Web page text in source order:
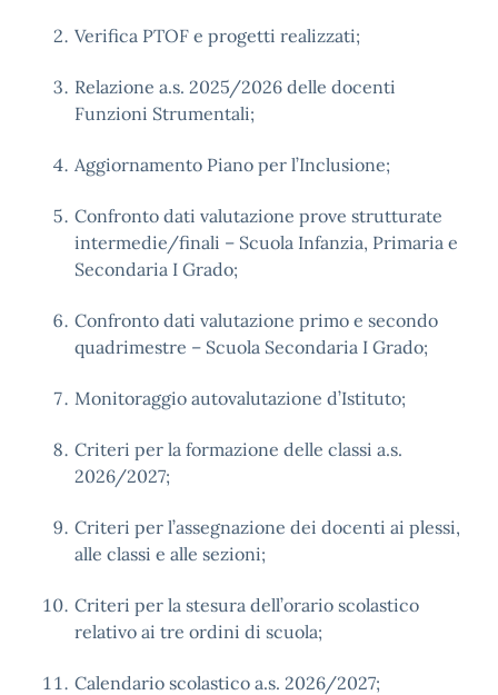
Verifica PTOF e progetti realizzati;
Relazione a.s. 2025/2026 delle docenti
Funzioni Strumentali;
Aggiornamento Piano per l’Inclusione;
Confronto dati valutazione prove strutturate
intermedie/finali – Scuola Infanzia, Primaria e
Secondaria I Grado;
Confronto dati valutazione primo e secondo
quadrimestre – Scuola Secondaria I Grado;
Monitoraggio autovalutazione d’Istituto;
Criteri per la formazione delle classi a.s.
2026/2027;
Criteri per l’assegnazione dei docenti ai plessi,
alle classi e alle sezioni;
Criteri per la stesura dell’orario scolastico
relativo ai tre ordini di scuola;
Calendario scolastico a.s. 2026/2027;